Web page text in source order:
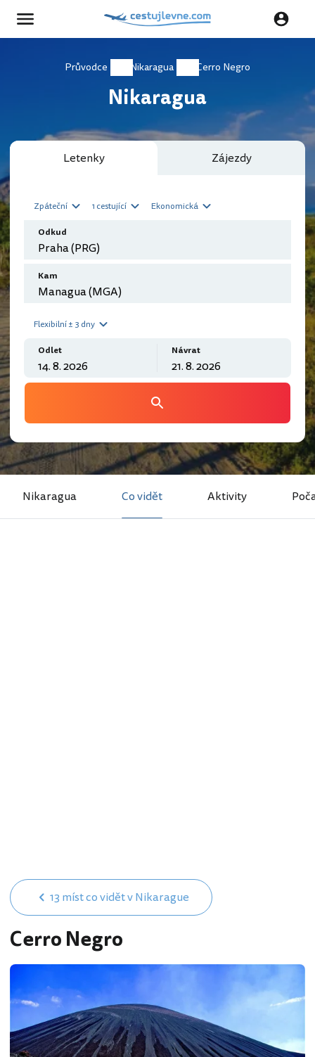
Průvodce Nikaragua Cerro Negro
Nikaragua
Letenky Zájezdy
Zpáteční 1 cestující Ekonomická
Odkud
Kam
Flexibilní ± 3 dny
Odlet Návrat
Nikaragua Co vidět Aktivity
13 míst co vidět v Nikarague
Cerro Negro